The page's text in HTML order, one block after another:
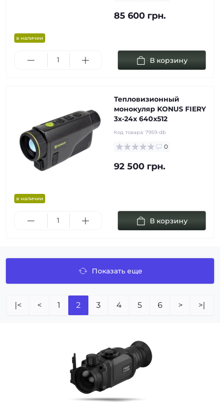
в наличии
85 600 грн.
В корзину
в наличии
Тепловизионный
монокуляр KONUS FIERY
3x-24x 640x512
Код товара: 7959-db
0
92 500 грн.
В корзину
Показать еще
|< < 1 2 3 4 5 6 > >|